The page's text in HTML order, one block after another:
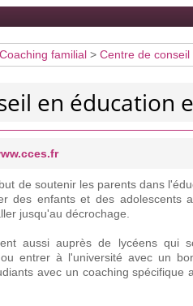
Coaching familial > Centre de
en éducation
de soutenir les parents dans
des enfants et des adolescents
jusqu'au décrochage.
aussi auprès de lycéens qui
entrer à l'université avec un
avec un coaching spécifique